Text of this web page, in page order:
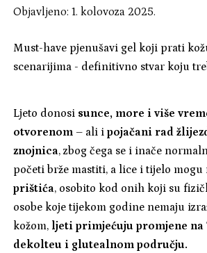
Objavljeno: 1. kolovoza 2025.
Must-have pjenušavi gel koji prati
scenarijima - definitivno stvar koju
Ljeto donosi sunce, more i više
otvorenom – ali ipojačani rad
znojnica, zbog čega se i inače
početi brže mastiti, a lice i tijelo mogu
prištića, osobito kod onih koji su
osobe koje tijekom godine nemaju
kožom, ljeti primjećuju promjene na
dekolteu i glutealnom području.